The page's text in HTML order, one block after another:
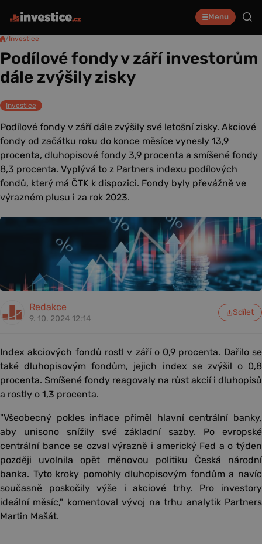
Menu
/Investice
Podílové fondy v září investorům
dále zvýšily zisky
Investice
Podílové fondy v září dále zvýšily své letošní zisky. Akciové
fondy od začátku roku do konce měsíce vynesly 13,9
procenta, dluhopisové fondy 3,9 procenta a smíšené fondy
8,3 procenta. Vyplývá to z Partners indexu podílových
fondů, který má ČTK k dispozici. Fondy byly převážně ve
výrazném plusu i za rok 2023.
Redakce
9. 10. 2024 12:14
Sdílet
Index akciových fondů rostl v září o 0,9 procenta. Dařilo se
také dluhopisovým fondům, jejich index se zvýšil o 0,8
procenta. Smíšené fondy reagovaly na růst akcií i dluhopisů
a rostly o 1,3 procenta.
"Všeobecný pokles inflace přiměl hlavní centrální banky,
aby unisono snížily své základní sazby. Po evropské
centrální bance se ozval výrazně i americký Fed a o týden
později uvolnila opět měnovou politiku Česká národní
banka. Tyto kroky pomohly dluhopisovým fondům a navíc
současně poskočily výše i akciové trhy. Pro investory
ideální měsíc," komentoval vývoj na trhu analytik Partners
Martin Mašát.